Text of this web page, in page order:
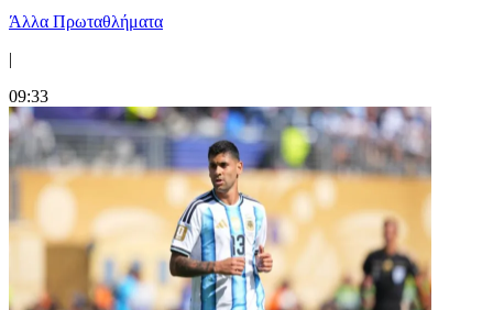
Άλλα Πρωταθλήματα
|
09:33